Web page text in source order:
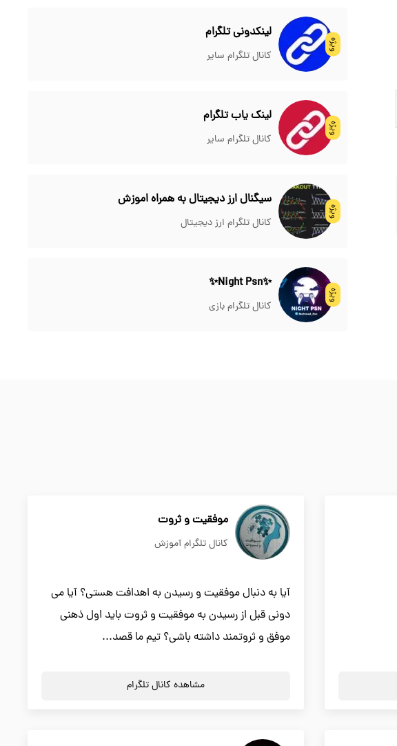
ویژه
لینکدونی تلگرام
کانال تلگرام سایر
ویژه
لینک یاب تلگرام
کانال تلگرام سایر
ویژه
سیگنال ارز دیجیتال به همراه اموزش
کانال تلگرام ارز دیجیتال
ویژه
✨Night Psn✨
کانال تلگرام بازی
موفقیت و ثروت
کانال تلگرام آموزش
آیا به دنبال موفقیت و رسیدن به اهدافت هستی؟ آیا می
دونی قبل از رسیدن به موفقیت و ثروت باید اول ذهنی
موفق و ثروتمند داشته باشی؟ تیم ما قصد...
مشاهده کانال تلگرام